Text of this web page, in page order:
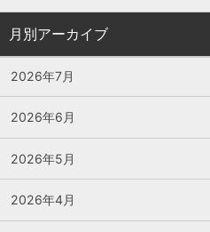
月別アーカイブ
2026年7月
2026年6月
2026年5月
2026年4月